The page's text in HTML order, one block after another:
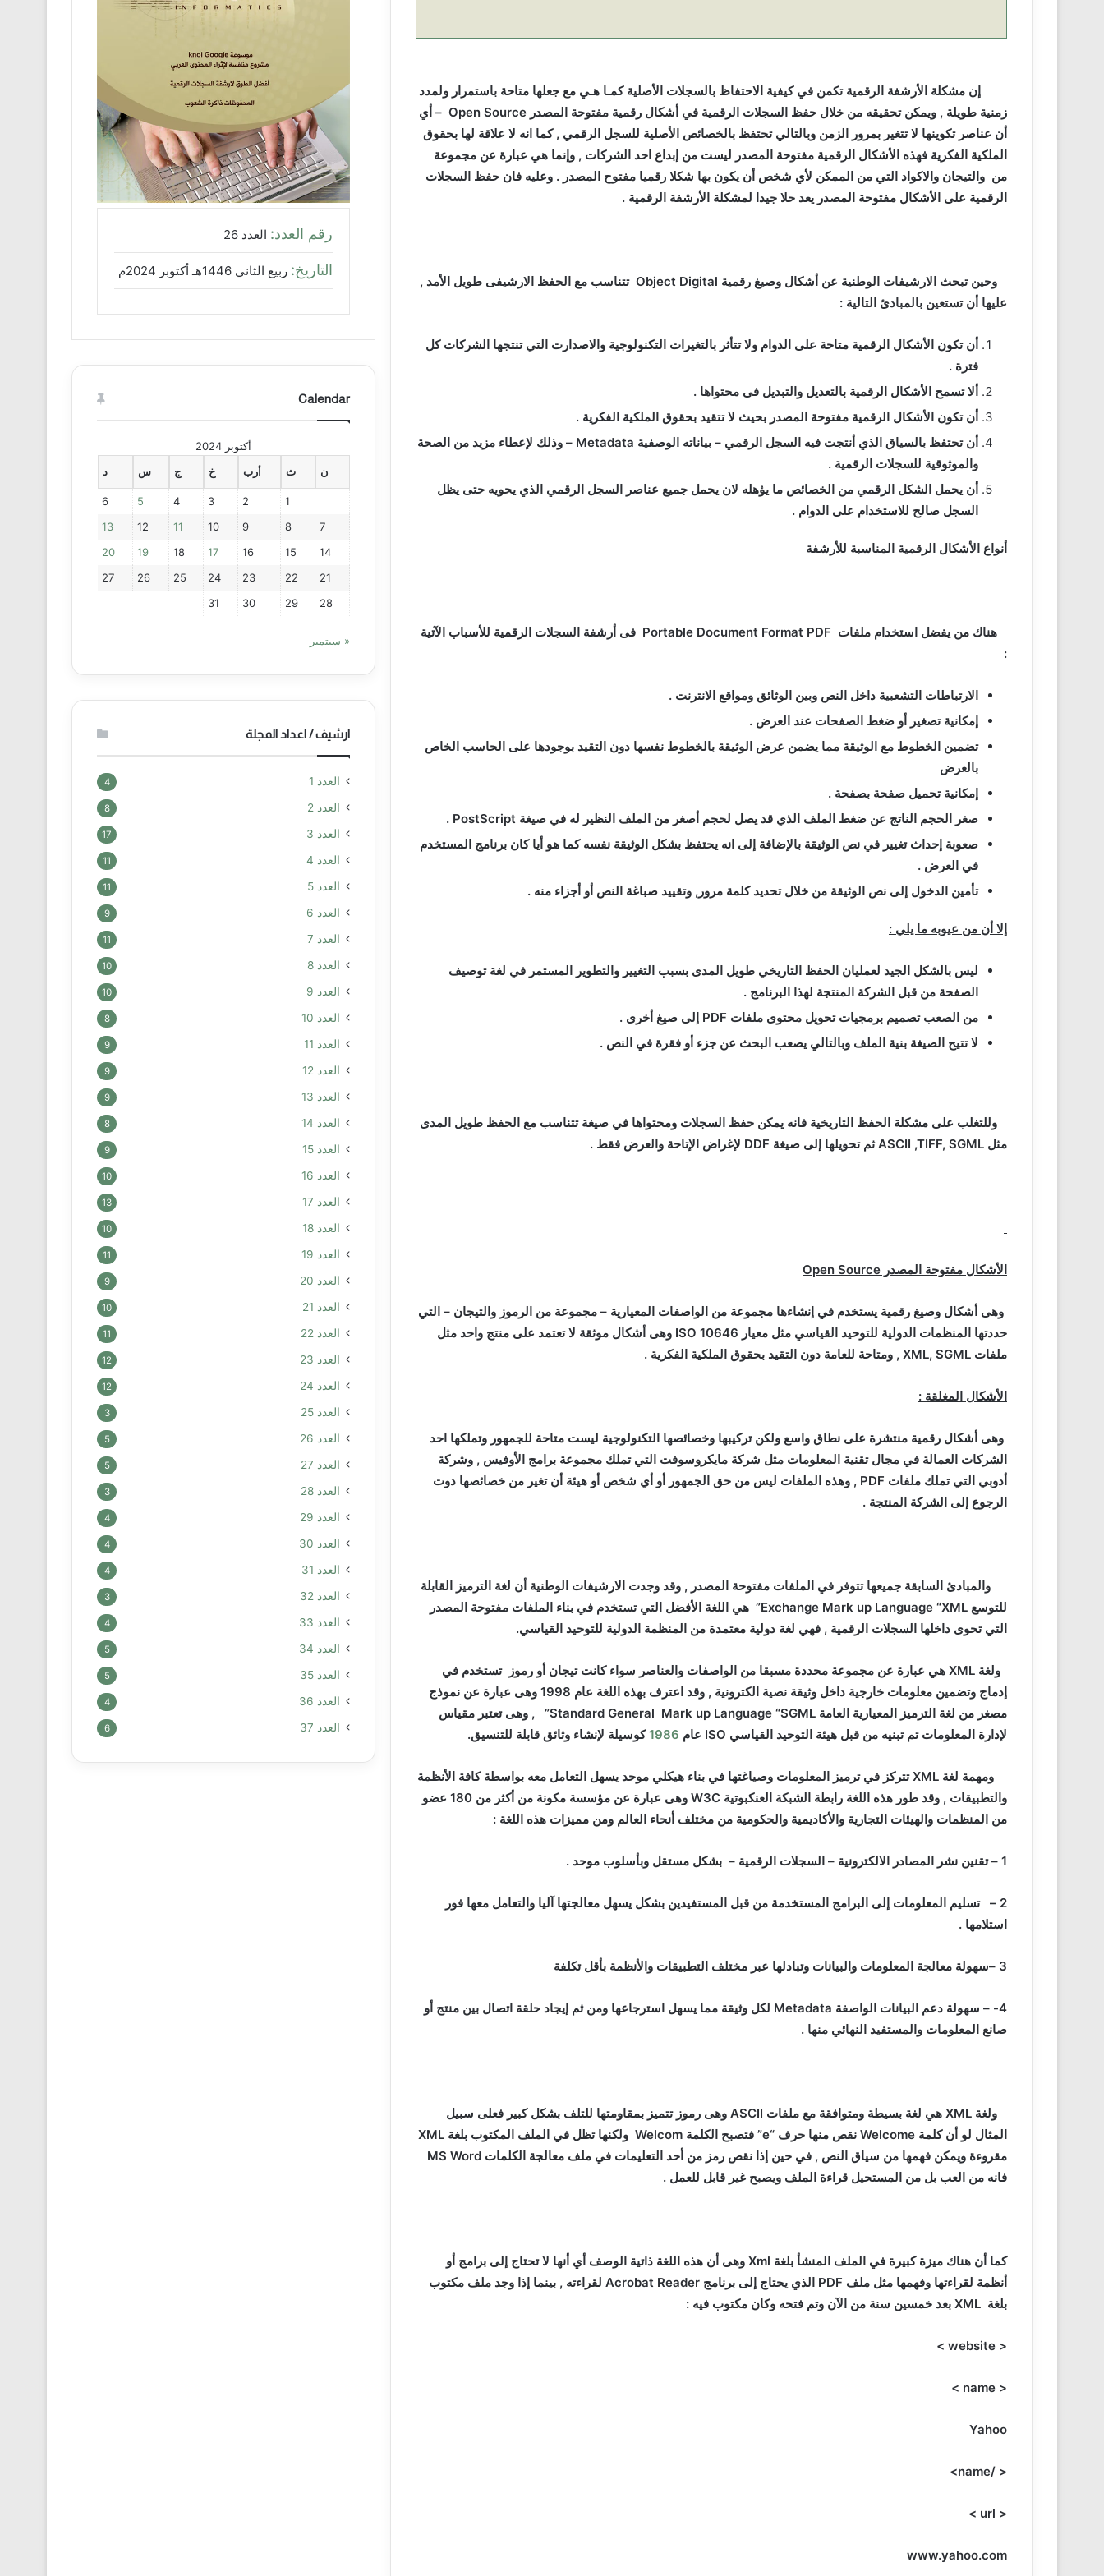
إن مشكلة الأرشفة الرقمية تكمن في كيفية الاحتفاظ بالسجلات الأصلية كمـا هـي مع جعلها متاحة باستمرار ولمدد
زمنية طويلة , ويمكن تحقيقه من خلال حفظ السجلات الرقمية في أشكال رقمية مفتوحة المصدر Open Source – أي
أن عناصر تكوينها لا تتغير بمرور الزمن وبالتالي تحتفظ بالخصائص الأصلية للسجل الرقمي , كما انه لا علاقة لها بحقوق
الملكية الفكرية فهذه الأشكال الرقمية مفتوحة المصدر ليست من إبداع احد الشركات , وإنما هي عبارة عن مجموعة
من والتيجان والاكواد التي من الممكن لأي شخص أن يكون بها شكلا رقميا مفتوح المصدر . وعليه فان حفظ السجلات
الرقمية على الأشكال مفتوحة المصدر يعد حلا جيدا لمشكلة الأرشفة الرقمية .
وحين تبحث الارشيفات الوطنية عن أشكال وصيغ رقمية Object Digital تتناسب مع الحفظ الارشيفى طويل الأمد ,
عليها أن تستعين بالمبادئ التالية :
أن تكون الأشكال الرقمية متاحة على الدوام ولا تتأثر بالتغيرات التكنولوجية والاصدارت التي تنتجها الشركات كل
فترة .
ألا تسمح الأشكال الرقمية بالتعديل والتبديل فى محتواها .
أن تكون الأشكال الرقمية مفتوحة المصدر بحيث لا تتقيد بحقوق الملكية الفكرية .
أن تحتفظ بالسياق الذي أنتجت فيه السجل الرقمي – بياناته الوصفية Metadata – وذلك لإعطاء مزيد من الصحة
والموثوقية للسجلات الرقمية .
أن يحمل الشكل الرقمي من الخصائص ما يؤهله لان يحمل جميع عناصر السجل الرقمي الذي يحويه حتى يظل
السجل صالح للاستخدام على الدوام .
أنواع الأشكال الرقمية المناسبة للأرشفة
هناك من يفضل استخدام ملفات PDF
فى أرشفة السجلات الرقمية للأسباب الآتية
:
الارتباطات التشعبية داخل النص وبين الوثائق ومواقع الانترنت .
إمكانية تصغير أو ضغط الصفحات عند العرض .
تضمين الخطوط مع الوثيقة مما يضمن عرض الوثيقة بالخطوط نفسها دون التقيد بوجودها على الحاسب الخاص
بالعرض
إمكانية تحميل صفحة بصفحة .
صغر الحجم الناتج عن ضغط الملف الذي قد يصل لحجم أصغر من الملف النظير له في صيغة PostScript
.
صعوبة إحداث تغيير في نص الوثيقة بالإضافة إلى انه يحتفظ بشكل الوثيقة نفسه كما هو أيا كان برنامج المستخدم
في العرض .
تأمين الدخول إلى نص الوثيقة من خلال تحديد كلمة مرور, وتقييد صباغة النص أو أجزاء منه .
إلا أن من عيوبه ما يلي :
ليس بالشكل الجيد لعمليان الحفظ التاريخي طويل المدى بسبب التغيير والتطوير المستمر في لغة توصيف
الصفحة من قبل الشركة المنتجة لهذا البرنامج .
من الصعب تصميم برمجيات تحويل محتوى ملفات PDF إلى صيغ أخرى .
لا تتيح الصيغة بنية الملف وبالتالي يصعب البحث عن جزء أو فقرة في النص .
وللتغلب على مشكلة الحفظ التاريخية فانه يمكن حفظ السجلات ومحتواها في صيغة تتناسب مع الحفظ طويل المدى
مثل
ASCII ,TIFF, SGML ثم تحويلها إلى صيغة DDF لإغراض الإتاحة والعرض فقط .
الأشكال مفتوحة المصدر Open Source
وهى أشكال وصيغ رقمية يستخدم في إنشاءها مجموعة من الواصفات المعيارية – مجموعة من الرموز والتيجان – التي
حددتها المنظمات الدولية للتوحيد القياسي مثل معيار ISO 10646 وهى أشكال موثقة لا تعتمد على منتج واحد مثل
ملفات XML, SGML , ومتاحة للعامة دون التقيد بحقوق الملكية الفكرية .
الأشكال المغلقة :
وهى أشكال رقمية منتشرة على نطاق واسع ولكن تركيبها وخصائصها التكنولوجية ليست متاحة للجمهور وتملكها احد
الشركات العمالة في مجال تقنية المعلومات مثل شركة مايكروسوفت التي تملك مجموعة برامج الأوفيس , وشركة
أدوبي التي تملك ملفات PDF , وهذه الملفات ليس من حق الجمهور أو أي شخص أو هيئة أن تغير من خصائصها دوت
الرجوع إلى الشركة المنتجة .
والمبادئ السابقة جميعها تتوفر في الملفات مفتوحة المصدر , وقد وجدت الارشيفات الوطنية أن لغة الترميز القابلة
للتوسع Exchange Mark up Language “XML”
هي اللغة الأفضل التي تستخدم في بناء الملفات مفتوحة المصدر
التي تحوى داخلها السجلات الرقمية , فهي لغة دولية معتمدة من المنظمة الدولية للتوحيد القياسي.
ولغة XML هي عبارة عن مجموعة محددة مسبقا من الواصفات والعناصر سواء كانت تيجان أو رموز تستخدم في
إدماج وتضمين معلومات خارجية داخل وثيقة نصية الكترونية , وقد اعترف بهذه اللغة عام 1998 وهى عبارة عن نموذج
مصغر من لغة الترميز المعيارية العامة Standard General Mark up Language “SGML”
, وهى تعتبر مقياس
لإدارة المعلومات تم تبنيه من قبل هيئة التوحيد القياسي ISO عام 1986كوسيلة لإنشاء وثائق قابلة للتنسيق.
ومهمة لغة XMLتتركز في ترميز المعلومات وصياغتها في بناء هيكلي موحد يسهل التعامل معه بواسطة كافة الأنظمة
والتطبيقات , وقد طور هذه اللغة رابطة الشبكة العنكبوتية W3C
وهى عبارة عن مؤسسة مكونة من أكثر من 180 عضو
من المنظمات والهيئات التجارية والأكاديمية والحكومية من مختلف أنحاء العالم ومن مميزات هذه اللغة :
1 – تقنين نشر المصادر الالكترونية – السجلات الرقمية – بشكل مستقل وبأسلوب موحد .
2 – تسليم المعلومات إلى البرامج المستخدمة من قبل المستفيدين بشكل يسهل معالجتها آليا والتعامل معها فور
استلامها .
3 –سهولة معالجة المعلومات والبيانات وتبادلها عبر مختلف التطبيقات والأنظمة بأقل تكلفة
4- – سهولة دعم البيانات الواصفة Metadata لكل وثيقة مما يسهل استرجاعها ومن ثم إيجاد حلقة اتصال بين منتج أو
صانع المعلومات والمستفيد النهائي منها .
ولغة XML هي لغة بسيطة ومتوافقة مع ملفات ASCII وهى رموز تتميز بمقاومتها للتلف بشكل كبير فعلى سبيل
المثال لو أن كلمة Welcome نقص منها حرف “e” فتصبح الكلمة Welcom ولكنها تظل في الملف المكتوب بلغة XML
مقروءة ويمكن فهمها من سياق النص , في حين إذا نقص رمز من أحد التعليمات في ملف معالجة الكلمات MS Word
فانه من العب بل من المستحيل قراءة الملف ويصبح غير قابل للعمل .
كما أن هناك ميزة كبيرة في الملف المنشأ بلغة Xml وهى أن هذه اللغة ذاتية الوصف أي أنها لا تحتاج إلى برامج أو
أنظمة لقراءتها وفهمها مثل ملف PDF الذي يحتاج إلى برنامج Acrobat Reader لقراءته , بينما إذا وجد ملف مكتوب
بلغة
بعد خمسين سنة من الآن وتم فتحه وكان مكتوب فيه :
<
website
>
<
name
>
Yahoo
<
/name
>
<
url
>
www.yahoo.com
رقم العدد: العدد 26
التاريخ: ربيع الثاني 1446هـ أكتوبر 2024م
Calendar
أكتوبر 2024
ن
ث أرب خ ج س د
1
2
3
4
5
6
7
8
9
10
11
12
13
14
15
16
17
18
19
20
21
22
23
24
25
26
27
28
29
30
31
« سبتمبر
ارشيف / اعداد المجلة
العدد 1 4
العدد 2 8
العدد 3 17
العدد 4 11
العدد 5 11
العدد 6 9
العدد 7 11
العدد 8 10
العدد 9 10
العدد 10 8
العدد 11 9
العدد 12 9
العدد 13 9
العدد 14 8
العدد 15 9
العدد 16 10
العدد 17 13
العدد 18 10
العدد 19 11
العدد 20 9
العدد 21 10
العدد 22 11
العدد 23 12
العدد 24 12
العدد 25 3
العدد 26 5
العدد 27 5
العدد 28 3
العدد 29 4
العدد 30 4
العدد 31 4
العدد 32 3
العدد 33 4
العدد 34 5
العدد 35 5
العدد 36 4
العدد 37 6